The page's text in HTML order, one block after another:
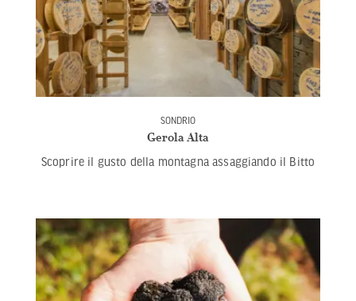
SONDRIO
Gerola Alta
Scoprire il gusto della montagna assaggiando il Bitto